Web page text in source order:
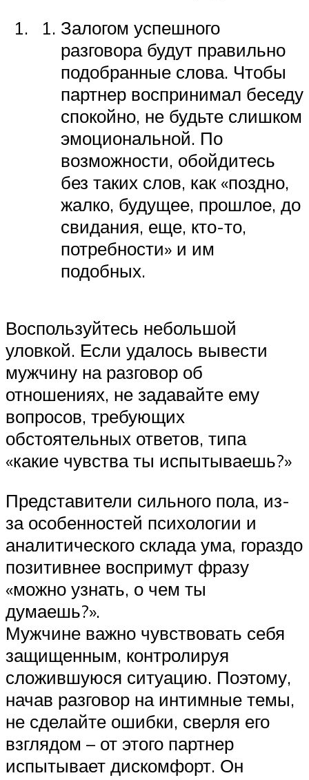
Залогом успешного
разговора будут правильно
подобранные слова. Чтобы
партнер воспринимал беседу
спокойно, не будьте слишком
эмоциональной. По
возможности, обойдитесь
без таких слов, как «поздно,
жалко, будущее, прошлое, до
свидания, еще, кто-то,
потребности» и им
подобных.
Воспользуйтесь небольшой
уловкой. Если удалось вывести
мужчину на разговор об
отношениях, не задавайте ему
вопросов, требующих
обстоятельных ответов, типа
«какие чувства ты испытываешь?»
Представители сильного пола, из-
за особенностей психологии и
аналитического склада ума, гораздо
позитивнее воспримут фразу
«можно узнать, о чем ты
думаешь?».
Мужчине важно чувствовать себя
защищенным, контролируя
сложившуюся ситуацию. Поэтому,
начав разговор на интимные темы,
не сделайте ошибки, сверля его
взглядом – от этого партнер
испытывает дискомфорт. Он